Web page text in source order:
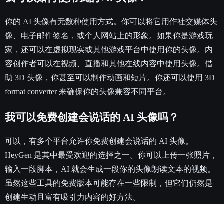
你的 AI 头像有无数种使用方式。你可以将它用作社交媒体头
像、电子邮件签名，或个人网站上的形象。如果你是游戏玩
家，还可以在虚拟现实或其他游戏平台中使用你的头像。内
容创作者可以在视频、直播和其他在线内容中使用头像。借
助 3D 头像，你甚至可以制作动画和短片。你还可以使用 3D
format converter来确保你的头像兼容不同平台。
我可以免费创建会说话的 AI 头像吗？
可以，有多个平台允许你免费创建会说话的 AI 头像。
HeyGen 是其中最受欢迎的选择之一。你可以上传一张照片，
输入一段脚本，AI 就会生成一段你的头像朗读文本的视频。
虽然这些工具的免费版本可能存在一些限制，但它们仍然是
创建生动且富有吸引力内容的好方法。